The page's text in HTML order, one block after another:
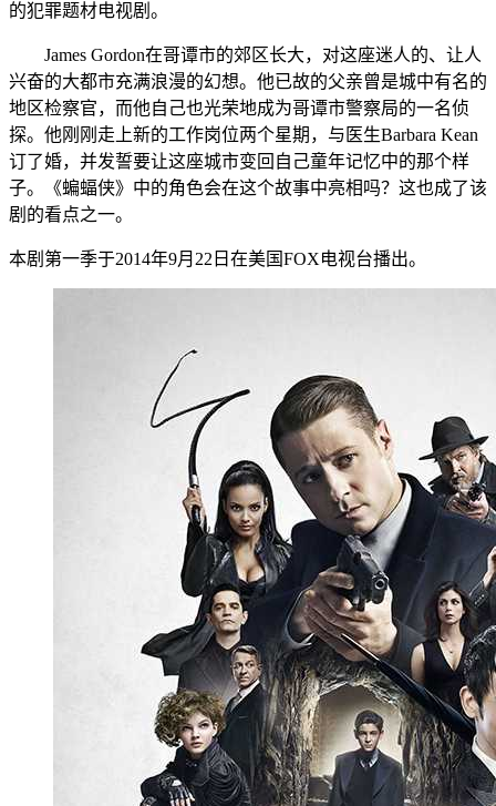
的犯罪题材电视剧。
James Gordon在哥谭市的郊区长大，对这座迷人的、让人
兴奋的大都市充满浪漫的幻想。他已故的父亲曾是城中有名的
地区检察官，而他自己也光荣地成为哥谭市警察局的一名侦
探。他刚刚走上新的工作岗位两个星期，与医生Barbara Kean
订了婚，并发誓要让这座城市变回自己童年记忆中的那个样
子。《蝙蝠侠》中的角色会在这个故事中亮相吗？这也成了该
剧的看点之一。
本剧第一季于2014年9月22日在美国FOX电视台播出。